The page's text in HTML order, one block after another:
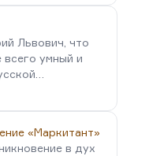
Львович, что
умный и
«Маркитант»
в дух